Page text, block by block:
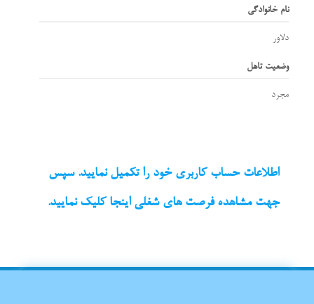
نام خانوادگی
دلاور
وضعیت تاهل
مجرد
اطلاعات حساب کاربری خود را تکمیل نمایید. سپس
جهت مشاهده فرصت های شغلی اینجا کلیک نمایید.